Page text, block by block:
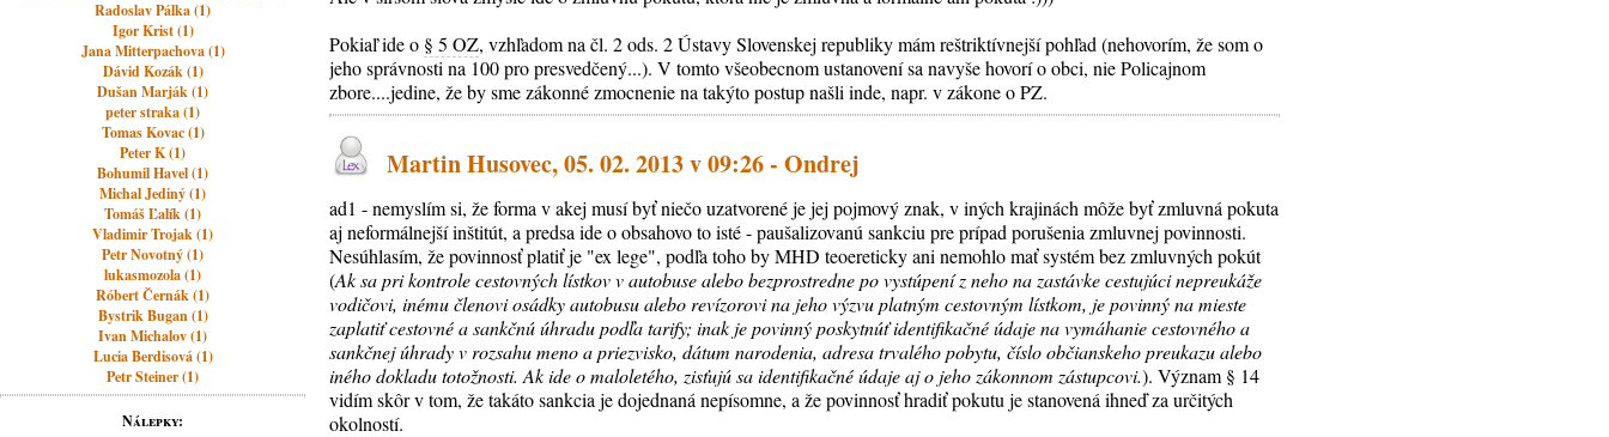
Radoslav Pálka (1)
Igor Krist (1)
Jana Mitterpachova (1)
Dávid Kozák (1)
Dušan Marják (1)
peter straka (1)
Tomas Kovac (1)
Peter K (1)
Bohumil Havel (1)
Michal Jediný (1)
Tomáš Ľalík (1)
Vladimir Trojak (1)
Petr Novotný (1)
lukasmozola (1)
Róbert Černák (1)
Bystrik Bugan (1)
Ivan Michalov (1)
Lucia Berdisová (1)
Petr Steiner (1)
Nálepky:
Pokiaľ ide o § 5 OZ, vzhľadom na čl. 2 ods. 2 Ústavy Slovenskej republiky mám reštriktívnejší pohľad (nehovorím, že som o
jeho správnosti na 100 pro presvedčený...). V tomto všeobecnom ustanovení sa navyše hovorí o obci, nie Policajnom
zbore....jedine, že by sme zákonné zmocnenie na takýto postup našli inde, napr. v zákone o PZ.
Martin Husovec, 05. 02. 2013 v 09:26 - Ondrej
ad1 - nemyslím si, že forma v akej musí byť niečo uzatvorené je jej pojmový znak, v iných krajinách môže byť zmluvná pokuta
aj neformálnejší inštitút, a predsa ide o obsahovo to isté - paušalizovanú sankciu pre prípad porušenia zmluvnej povinnosti.
Nesúhlasím, že povinnosť platiť je "ex lege", podľa toho by MHD teoereticky ani nemohlo mať systém bez zmluvných pokút
(Ak sa pri kontrole cestovných lístkov v autobuse alebo bezprostredne po vystúpení z neho na zastávke cestujúci nepreukáže
vodičovi, inému členovi osádky autobusu alebo revízorovi na jeho výzvu platným cestovným lístkom, je povinný na mieste
zaplatiť cestovné a sankčnú úhradu podľa tarify; inak je povinný poskytnúť identifikačné údaje na vymáhanie cestovného a
sankčnej úhrady v rozsahu meno a priezvisko, dátum narodenia, adresa trvalého pobytu, číslo občianskeho preukazu alebo
iného dokladu totožnosti. Ak ide o maloletého, zisťujú sa identifikačné údaje aj o jeho zákonnom zástupcovi.). Význam § 14
vidím skôr v tom, že takáto sankcia je dojednaná nepísomne, a že povinnosť hradiť pokutu je stanovená ihneď za určitých
okolností.